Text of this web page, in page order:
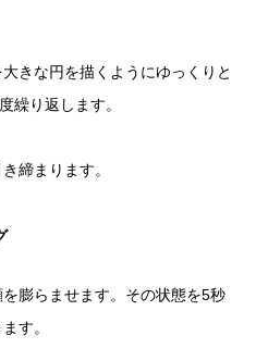
きな円を描くようにゆっくりと
繰り返します。
締まります。
膨らませます。その状態を5秒
す。